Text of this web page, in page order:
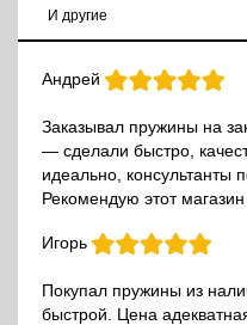
И другие
Андрей
Заказывал пружины на
— сделали быстро,
идеально, консультанты
Рекомендую этот
Игорь
Покупал пружины из
быстрой. Цена